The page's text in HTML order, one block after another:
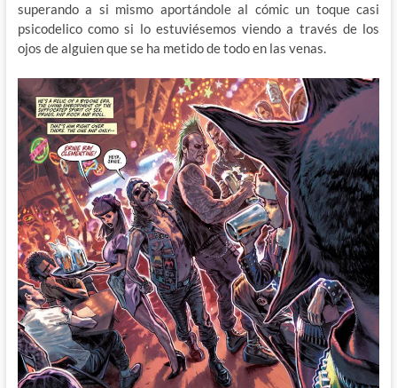
superando a si mismo aportándole al cómic un toque casi
psicodelico como si lo estuviésemos viendo a través de los
ojos de alguien que se ha metido de todo en las venas.